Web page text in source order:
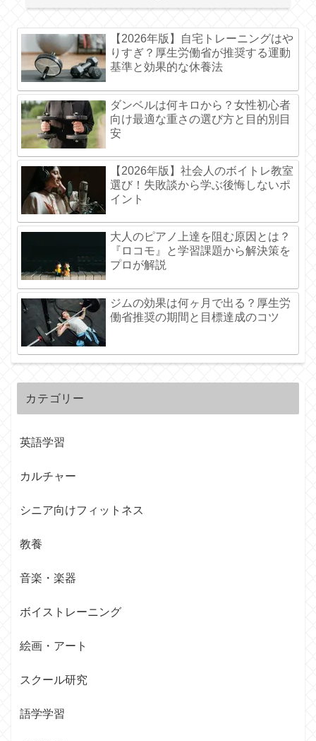
【2026年版】自宅トレーニングはや
りすぎ？厚生労働省が推奨する運動
基準と効果的な休養法
ダンベルは何キロから？女性初心者
向け最適な重さの選び方と目的別目
安
【2026年版】社会人のボイトレ教室
選び！失敗談から学ぶ後悔しないポ
イント
大人のピアノ上達を阻む原因とは？
『ロコモ』と学習課題から解決策を
プロが解説
ジムの効果は何ヶ月で出る？厚生労
働省推奨の期間と目標達成のコツ
カテゴリー
英語学習
カルチャー
シニア向けフィットネス
教養
音楽・楽器
ボイストレーニング
絵画・アート
スクール研究
語学学習